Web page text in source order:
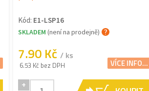
Kód: E1-LSP16
SKLADEM (není na prodejně)
7.90 Kč / ks
6.53 Kč bez DPH VÍCE INFO...
+